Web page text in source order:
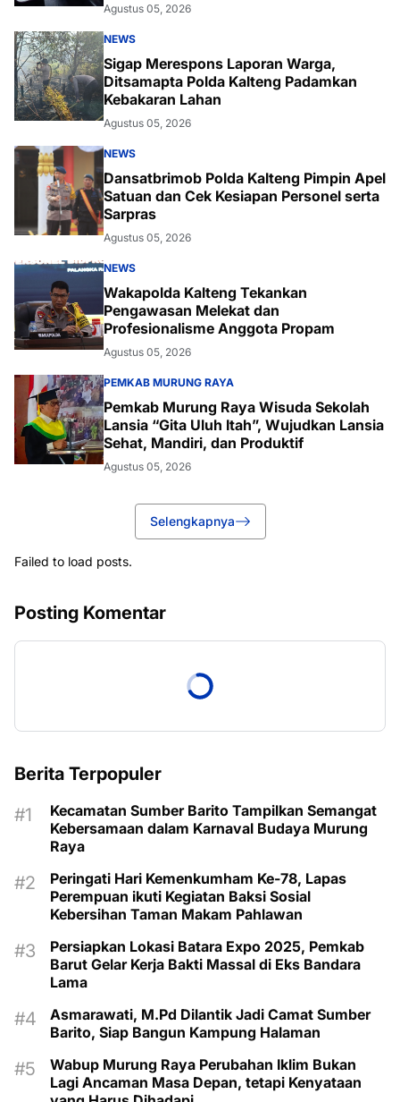
Agustus 05, 2026
NEWS
Sigap Merespons Laporan Warga,
Ditsamapta Polda Kalteng Padamkan
Kebakaran Lahan
Agustus 05, 2026
NEWS
Dansatbrimob Polda Kalteng Pimpin Apel
Satuan dan Cek Kesiapan Personel serta
Sarpras
Agustus 05, 2026
NEWS
Wakapolda Kalteng Tekankan
Pengawasan Melekat dan
Profesionalisme Anggota Propam
Agustus 05, 2026
PEMKAB MURUNG RAYA
Pemkab Murung Raya Wisuda Sekolah
Lansia “Gita Uluh Itah”, Wujudkan Lansia
Sehat, Mandiri, dan Produktif
Agustus 05, 2026
Selengkapnya
Failed to load posts.
Posting Komentar
Berita Terpopuler
Kecamatan Sumber Barito Tampilkan Semangat
Kebersamaan dalam Karnaval Budaya Murung
Raya
Peringati Hari Kemenkumham Ke-78, Lapas
Perempuan ikuti Kegiatan Baksi Sosial
Kebersihan Taman Makam Pahlawan
Persiapkan Lokasi Batara Expo 2025, Pemkab
Barut Gelar Kerja Bakti Massal di Eks Bandara
Lama
Asmarawati, M.Pd Dilantik Jadi Camat Sumber
Barito, Siap Bangun Kampung Halaman
Wabup Murung Raya Perubahan Iklim Bukan
Lagi Ancaman Masa Depan, tetapi Kenyataan